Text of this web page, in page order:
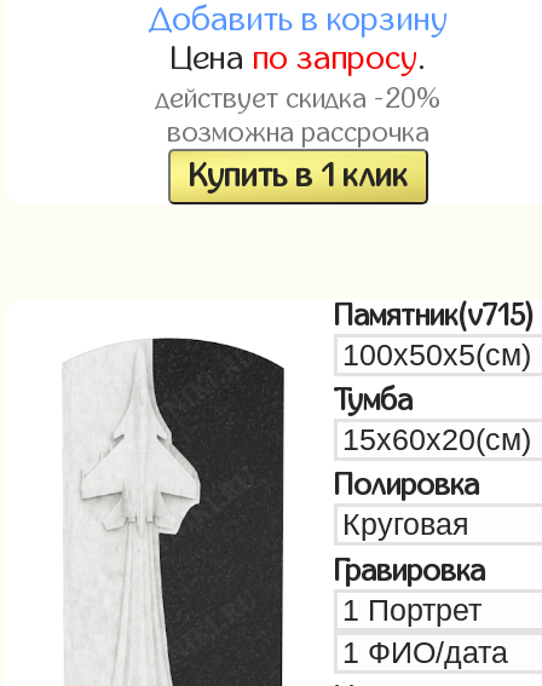
Добавить в корзину
Цена по запросу.
действует скидка -20%
возможна рассрочка
Купить в 1 клик
Памятник(v715)
Тумба
Полировка
Гравировка